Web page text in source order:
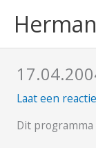
naar
Laat een
Dit